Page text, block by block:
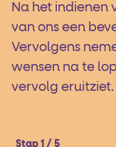
Na het indienen
van ons een
Vervolgens
wensen na te
vervolg eruitziet.
Stap 1 / 5